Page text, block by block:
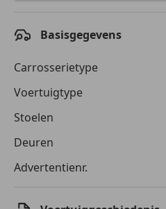
Basisgegevens
Carrosserietype
Voertuigtype
Stoelen
Deuren
Advertentienr.